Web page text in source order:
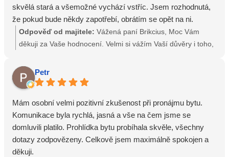
skvělá stará a všemožné vychází vstříc. Jsem rozhodnutá,
že pokud bude někdy zapotřebí, obrátím se opět na ni.
Odpověď od majitele: Vážená paní Brikcius, Moc Vám
děkuji za Vaše hodnocení. Velmi si vážím Vaší důvěry i toho,
potěšením být Vám k dispozici a pomoci vše dotáhnout co
nejlépe. A pokud bude někdy v budoucnu potřeba, budu se
Popenková Prodej, Pronájem, Správa Nemovitostí
Petr
Mám osobní velmi pozitivní zkušenost při pronájmu bytu.
Komunikace byla rychlá, jasná a vše na čem jsme se
domluvili platilo. Prohlídka bytu probíhala skvěle, všechny
dotazy zodpovězeny. Celkově jsem maximálně spokojen a
děkuji.